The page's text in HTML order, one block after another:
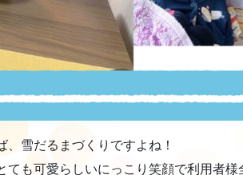
雪だるまづくりですよね！
ても可愛らしいにっこり笑顔で利用者様